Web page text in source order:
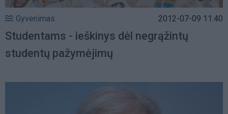
Gyvenimas 2012-07-09 11:40
Studentams - ieškinys dėl negrąžintų
studentų pažymėjimų